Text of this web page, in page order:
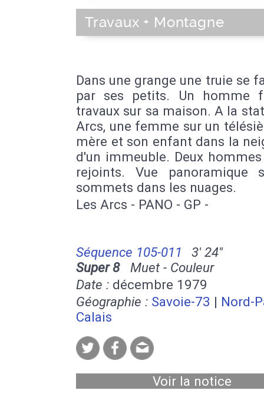
Travaux + Montagne
Dans une grange une truie se
par ses petits. Un homme
travaux sur sa maison. A la
Arcs, une femme sur un
mère et son enfant dans la
d'un immeuble. Deux
rejoints. Vue panoramique
sommets dans les nuages.
Les Arcs - PANO - GP -
Séquence 105-011
3' 24''
Super 8Muet - Couleur
Date : décembre 1979
Géographie : Savoie-73 | Nord-
Calais
Voir la notice